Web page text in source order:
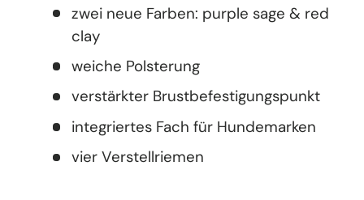
zwei neue Farben: purple sage & red
clay
weiche Polsterung
verstärkter Brustbefestigungspunkt
integriertes Fach für Hundemarken
vier Verstellriemen